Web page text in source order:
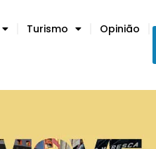
Turismo Opinião